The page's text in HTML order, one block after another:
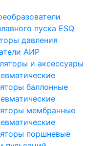
пуска ESQ
давления
АИР
и аксессуары
баллонные
мембранные
поршневые